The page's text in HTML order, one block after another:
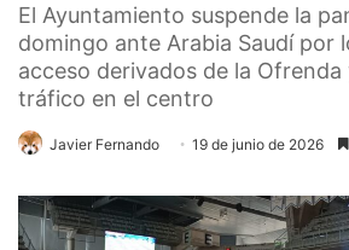
El Ayuntamiento suspende la
domingo ante Arabia Saudí por
acceso derivados de la Ofrenda
tráfico en el centro
Javier Fernando 19 de junio de 2026